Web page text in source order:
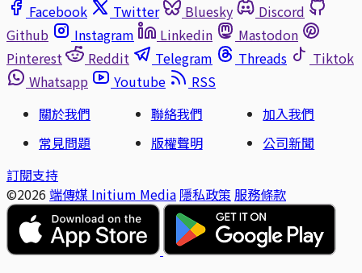
Facebook
Twitter Bluesky
Discord
Github
Instagram Linkedin
Mastodon
Pinterest
Reddit Telegram Threads
Tiktok
Whatsapp
Youtube
RSS
關於我們
聯絡我們
加入我們
常見問題
版權聲明
公司新聞
訂閱支持
©2026 端傳媒 Initium Media 隱私政策 服務條款